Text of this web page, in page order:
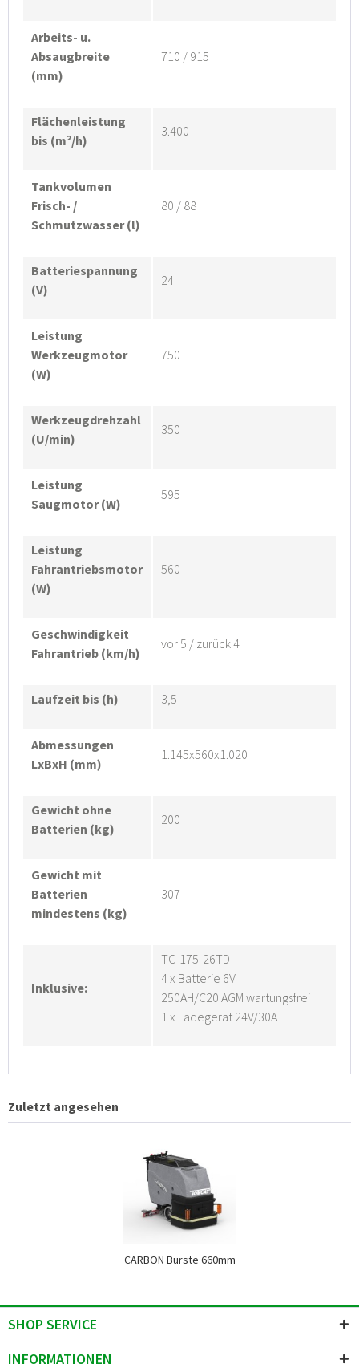
Arbeits- u.
Absaugbreite
(mm)
710 / 915
Flächenleistung
bis (m²/h)
3.400
Tankvolumen
Frisch- /
Schmutzwasser (l)
80 / 88
Batteriespannung
(V)
24
Leistung
Werkzeugmotor
(W)
750
Werkzeugdrehzahl
(U/min)
350
Leistung
Saugmotor (W)
595
Leistung
Fahrantriebsmotor
(W)
560
Geschwindigkeit
Fahrantrieb (km/h)
vor 5 / zurück 4
Laufzeit bis (h) 3,5
Abmessungen
LxBxH (mm)
1.145x560x1.020
Gewicht ohne
Batterien (kg)
200
Gewicht mit
Batterien
mindestens (kg)
307
Inklusive:
TC-175-26TD
4 x Batterie 6V
250AH/C20 AGM wartungsfrei
1 x Ladegerät 24V/30A
Zuletzt angesehen
CARBON Bürste 660mm
SHOP SERVICE
INFORMATIONEN